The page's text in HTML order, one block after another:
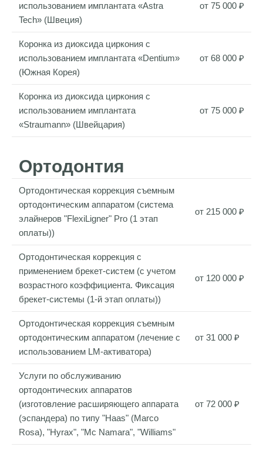
использованием имплантата «Astra
Tech» (Швеция)
от 75 000 ₽
Коронка из диоксида циркония с
использованием имплантата «Dentium»
(Южная Корея)
от 68 000 ₽
Коронка из диоксида циркония с
использованием имплантата
«Straumann» (Швейцария)
от 75 000 ₽
Ортодонтия
Ортодонтическая коррекция съемным
ортодонтическим аппаратом (система
элайнеров "FlexiLigner" Pro (1 этап
оплаты))
от 215 000 ₽
Ортодонтическая коррекция с
применением брекет-систем (с учетом
возрастного коэффициента. Фиксация
брекет-системы (1-й этап оплаты))
от 120 000 ₽
Ортодонтическая коррекция съемным
ортодонтическим аппаратом (лечение с
использованием LM-активатора)
от 31 000 ₽
Услуги по обслуживанию
ортодонтических аппаратов
(изготовление расширяющего аппарата
(эспандера) по типу "Haas" (Marco
Rosa), "Hyrax", "Mc Namara", "Williams"
от 72 000 ₽